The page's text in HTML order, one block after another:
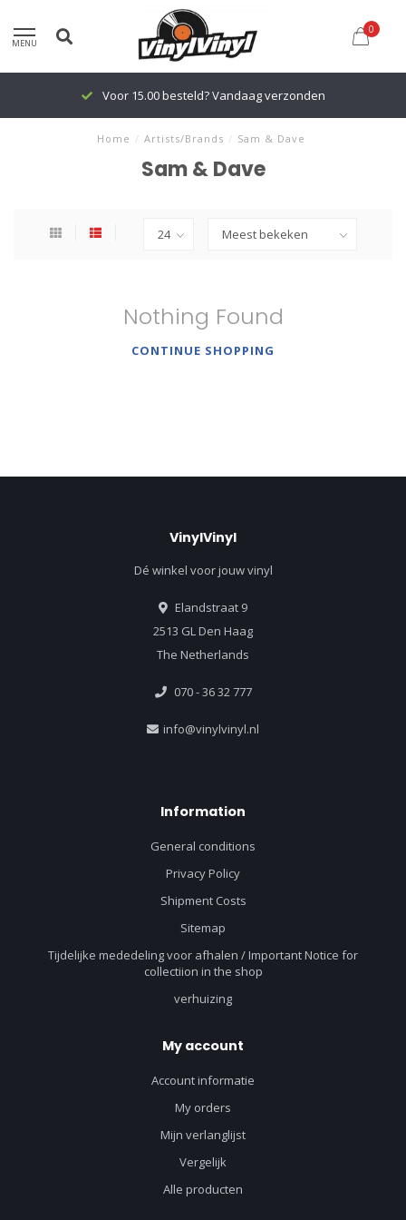
MENU
0
Voor 15.00 besteld? Vandaag verzonden
Home / Artists/Brands / Sam & Dave
Sam & Dave
Nothing Found
CONTINUE SHOPPING
VinylVinyl
Dé winkel voor jouw vinyl
Elandstraat 9
2513 GL Den Haag
The Netherlands
070 - 36 32 777
info@vinylvinyl.nl
Information
General conditions
Privacy Policy
Shipment Costs
Sitemap
Tijdelijke mededeling voor afhalen / Important Notice for
collectiion in the shop
verhuizing
My account
Account informatie
My orders
Mijn verlanglijst
Vergelijk
Alle producten